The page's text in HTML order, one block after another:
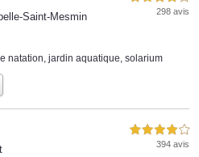
Saint-Mesmin 298 avis
natation, jardin aquatique, solarium
4,0 étoiles sur 5
394 avis